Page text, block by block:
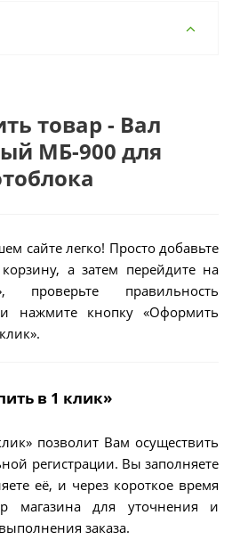
товар - Вал
МБ-900 для
сайте легко! Просто добавьте
а затем перейдите на
проверьте правильность
нажмите кнопку «Оформить
в 1 клик»
позволит Вам осуществить
регистрации. Вы заполняете
её, и через короткое время
магазина для уточнения и
заказа.